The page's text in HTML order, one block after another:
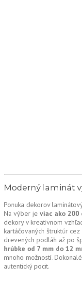
Moderný laminát
Ponuka dekorov
Na výber je viac ako 200
dekory v kreatívnom
kartáčovaných štruktúr
drevených podláh až po
hrúbke od 7 mm do 12
mnoho možností.
autentický pocit.